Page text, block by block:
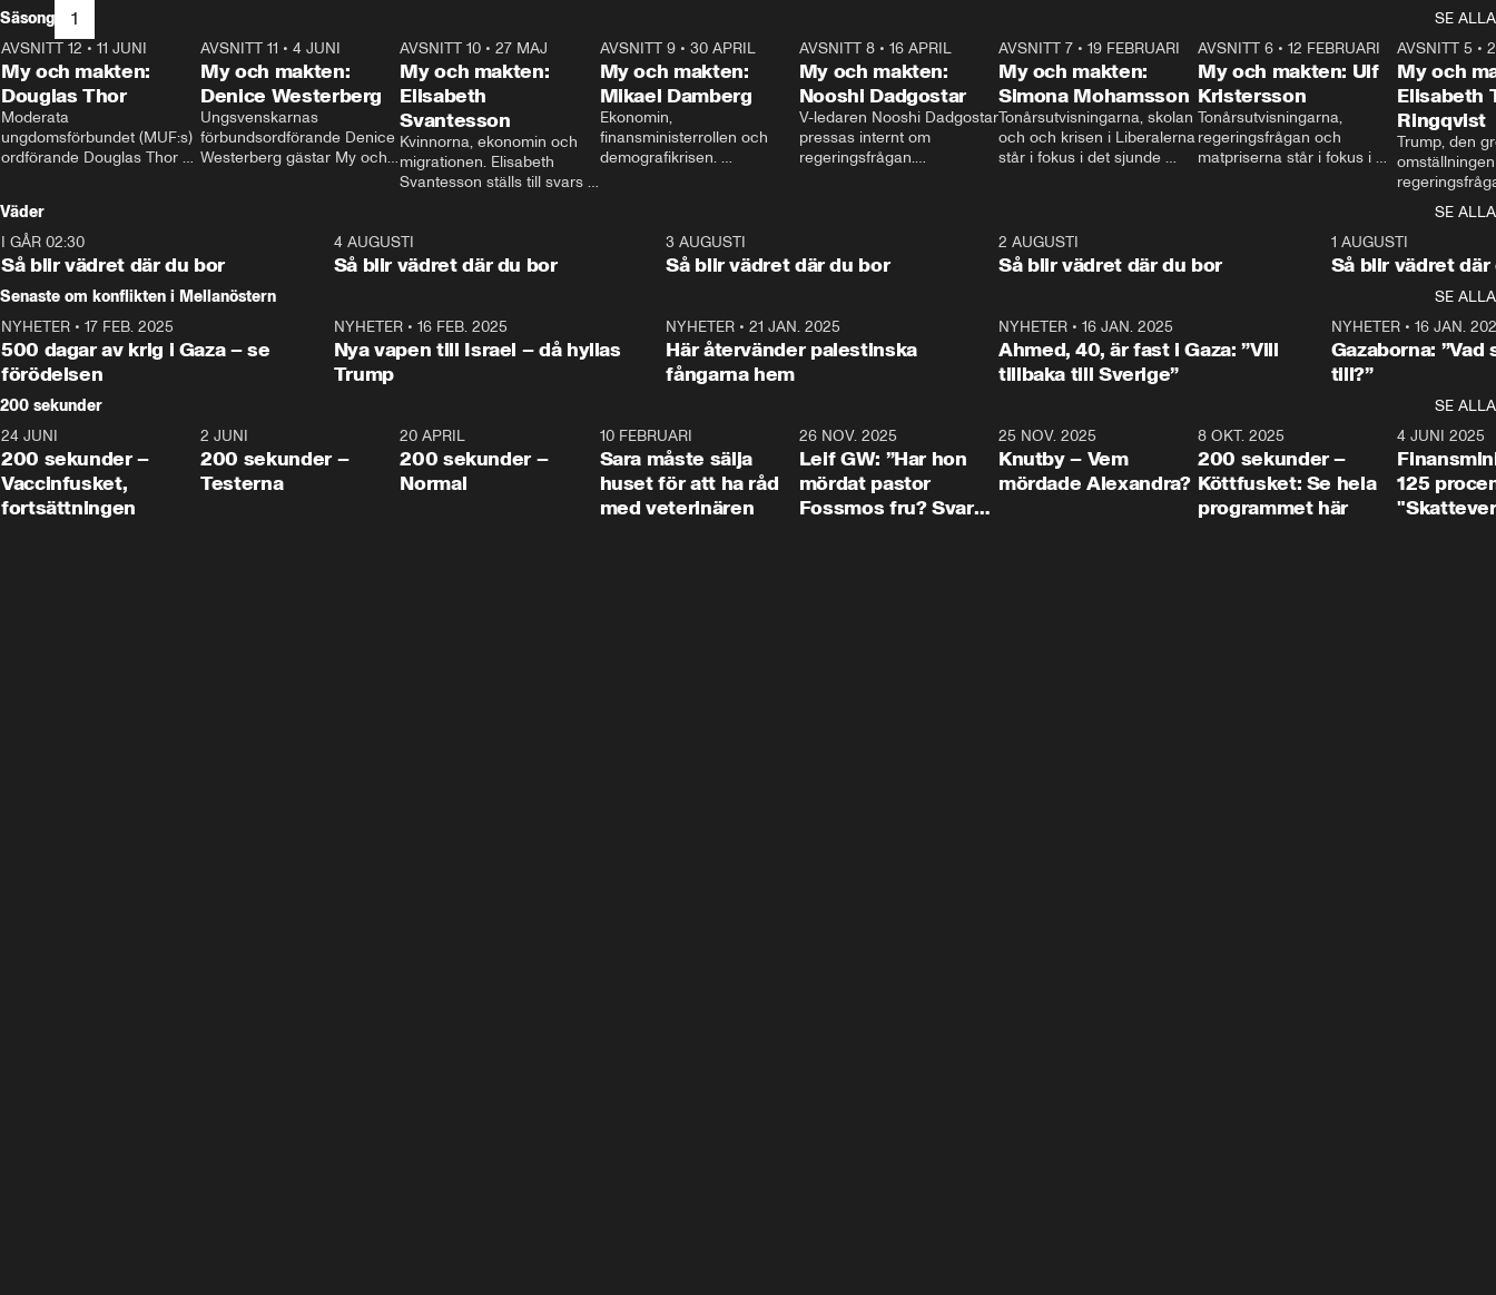
Säsong 1
SE ALLA
26:27
AVSNITT 12 • 11 JUNI
My och makten:
Douglas Thor
Moderata
ungdomsförbundet (MUF:s)
ordförande Douglas Thor
tonårsutvisningarna och hur
Moderaterna ska locka
väljare till valet i höst.
23:40
AVSNITT 11 •4 JUNI
My och makten:
Denice Westerberg
Ungsvenskarnas
förbundsordförande Denice
Westerberg gästar My och
AVSNITT 10 •27 MAJ
My och makten:
Elisabeth
Svantesson
Kvinnorna, ekonomin och
migrationen. Elisabeth
Svantesson ställs till svars
AVSNITT 9• 30 APRIL
My och makten:
Mikael Damberg
Ekonomin,
finansministerrollen och
demografikrisen.
och Makten.
AVSNITT 8• 16 APRIL
My och makten:
Nooshi Dadgostar
V-ledaren Nooshi Dadgostar
pressas internt om
regeringsfrågan.
– Vi ställer upp i val. Ska vi
vara med så sitter vi förstås
24:30
AVSNITT 7• 19 FEBRUARI
My och makten:
Simona Mohamsson
Tonårsutvisningarna, skolan
och och krisen i Liberalerna
står i fokus i det sjunde
kommentator My
Rohwedder ställer
utbildnings- och
Mohamsson till svars.
27:30
AVSNITT 6 •12 FEBRUARI
My och makten: Ulf
Kristersson
Tonårsutvisningarna,
regeringsfrågan och
matpriserna står i fokus i
Rohwedder ställer
statsminister Ulf Kristersson
AVSNITT 5 •
My och
Elisabeth
Ringqvist
Trump, den
centrum i
avsnittet av
Makten”. Se
Aftonbladets
Rohwedder
Thand Ring
Väder
SE ALLA
I GÅR 02:30
Så blir vädret där du bor
1:06
4 AUGUSTI
Så blir vädret där du bor
3 AUGUSTI
Så blir vädret där du bor
2 AUGUSTI
Så blir vädret där du bor
1 AUGUSTI
Så blir vädret där
Senaste om konflikten i Mellanöstern
SE ALLA
NYHETER • 17 FEB. 2025
500 dagar av krig i Gaza – se
förödelsen
NYHETER• 16 FEB. 2025
Nya vapen till Israel – då hyllas
Trump
NYHETER •21 JAN. 2025
Här återvänder palestinska
fångarna hem
NYHETER• 16 JAN. 2025
Ahmed, 40, är fast i Gaza: ”Vill
tillbaka till Sverige”
NYHETER• 16 JAN.
Gazaborna:
till?”
200 sekunder
SE ALLA
5:00
24 JUNI
200 sekunder –
Vaccinfusket,
fortsättningen
4:23
2 JUNI
200 sekunder –
Testerna
20 APRIL
200 sekunder –
Normal
10 FEBRUARI
Sara måste sälja
huset för att ha råd
med veterinären
26 NOV. 2025
Leif GW: ”Har hon
mördat pastor
Fossmos fru? Svar
31:05
25 NOV. 2025
Knutby – Vem
mördade Alexandra?
4:29
8 OKT. 2025
200 sekunder –
Köttfusket: Se hela
programmet här
4 JUNI 2025
125